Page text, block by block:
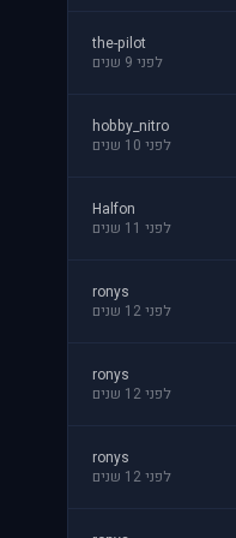
the-pilot
לפני 9 שנים
hobby_nitro
לפני 10 שנים
Halfon
לפני 11 שנים
ronys
לפני 12 שנים
ronys
לפני 12 שנים
ronys
לפני 12 שנים